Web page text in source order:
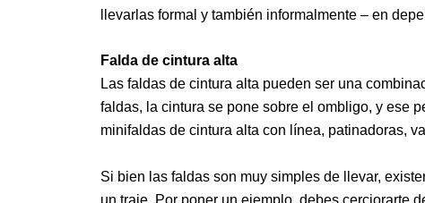
llevarlas formal y también informalmente – en
Falda de cintura alta
Las faldas de cintura alta pueden ser una
faldas, la cintura se pone sobre el ombligo, y ese
minifaldas de cintura alta con línea, patinadoras,
Si bien las faldas son muy simples de llevar,
un traje. Por poner un ejemplo, debes cerciorarte